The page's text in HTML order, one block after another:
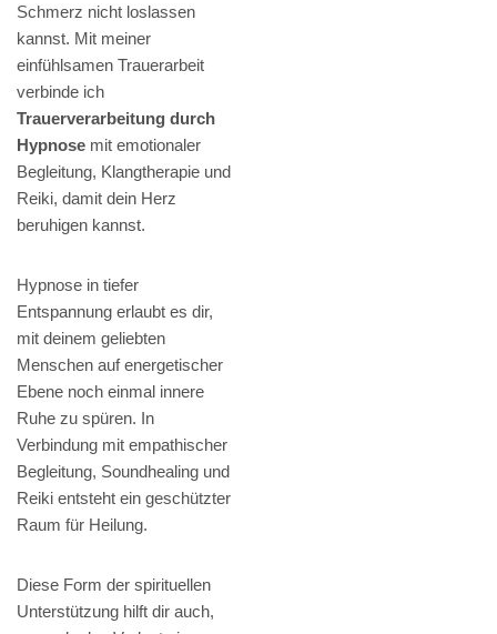
Schmerz nicht loslassen
kannst. Mit meiner
einfühlsamen Trauerarbeit
verbinde ich
Trauerverarbeitung durch
Hypnose mit emotionaler
Begleitung, Klangtherapie und
Reiki, damit dein Herz
beruhigen kannst.
Hypnose in tiefer
Entspannung erlaubt es dir,
mit deinem geliebten
Menschen auf energetischer
Ebene noch einmal innere
Ruhe zu spüren. In
Verbindung mit empathischer
Begleitung, Soundhealing und
Reiki entsteht ein geschützter
Raum für Heilung.
Diese Form der spirituellen
Unterstützung hilft dir auch,